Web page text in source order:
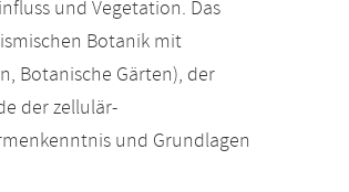
und Vegetation. Das
Botanik mit
Botanische Gärten), der
der zellulär-
und Grundlagen